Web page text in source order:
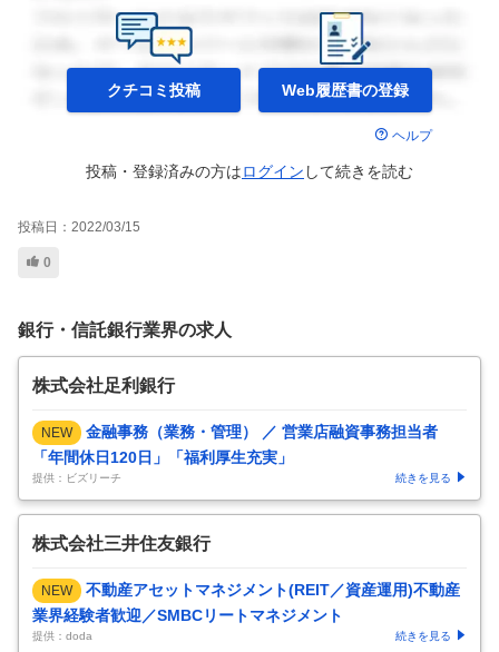
クチコミ投稿 Web履歴書の登録
ヘルプ
投稿・登録済みの方はログイン して続きを読む
投稿日： 2022/03/15
0
銀行・信託銀行業界の求人
株式会社足利銀行
NEW
金融事務（業務・管理） ／ 営業店融資事務担当者
「年間休日120日」「福利厚生充実」
提供：ビズリーチ 続きを見る
株式会社三井住友銀行
NEW
不動産アセットマネジメント(REIT／資産運用)不動産
業界経験者歓迎／SMBCリートマネジメント
提供：doda 続きを見る